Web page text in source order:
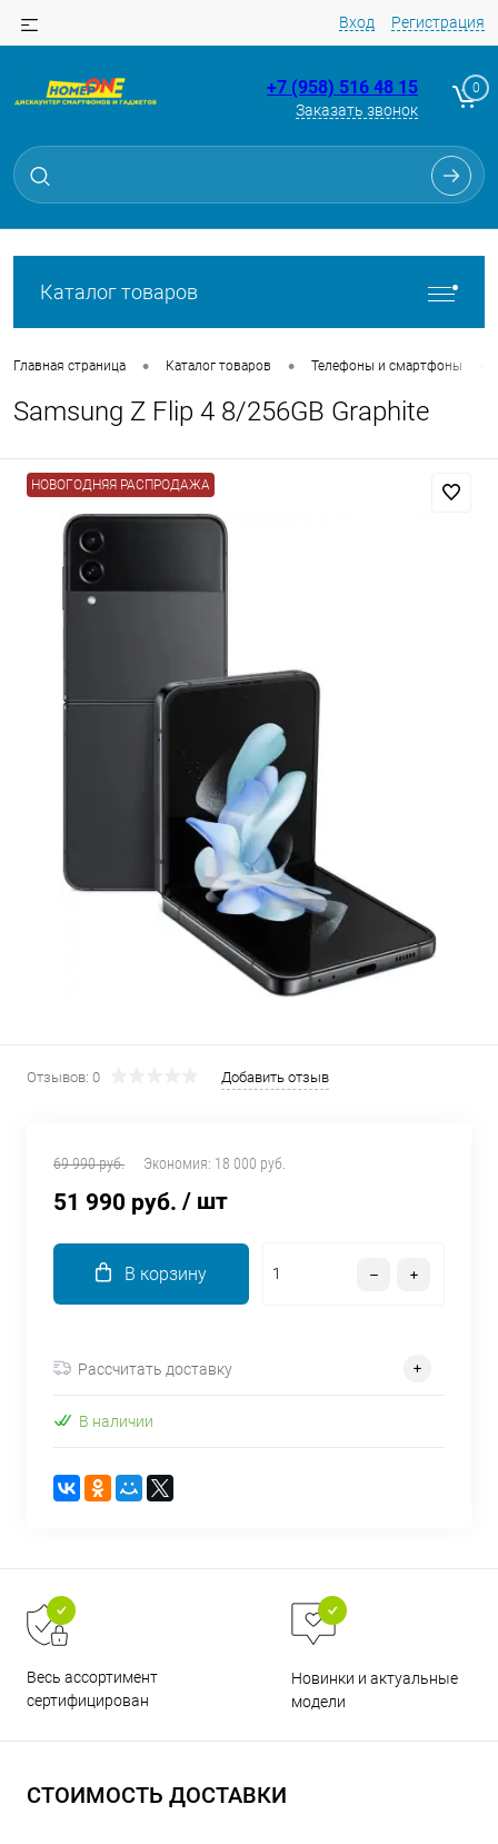
Вход Регистрация
+7 (958) 516 48 15
Заказать звонок
0
Каталог товаров
Главная страница • Каталог товаров • Телефоны и смартфоны
Samsung Z Flip 4 8/256GB Graphite
НОВОГОДНЯЯ РАСПРОДАЖА
Отзывов: 0 Добавить отзыв
69 990 руб. Экономия: 18 000 руб.
51 990 руб. / шт
В корзину
Рассчитать доставку
В наличии
Весь ассортимент
сертифицирован
Новинки и актуальные
модели
СТОИМОСТЬ ДОСТАВКИ
Для клиентов всех банков
Разбейте
без переплат
Сегодня
Добавляйте товары
в корзину
Получайте товар
выбранный способом
75% будут
списываться с вашей карты
по25%каждые 2 недели
8 800 302-02-51